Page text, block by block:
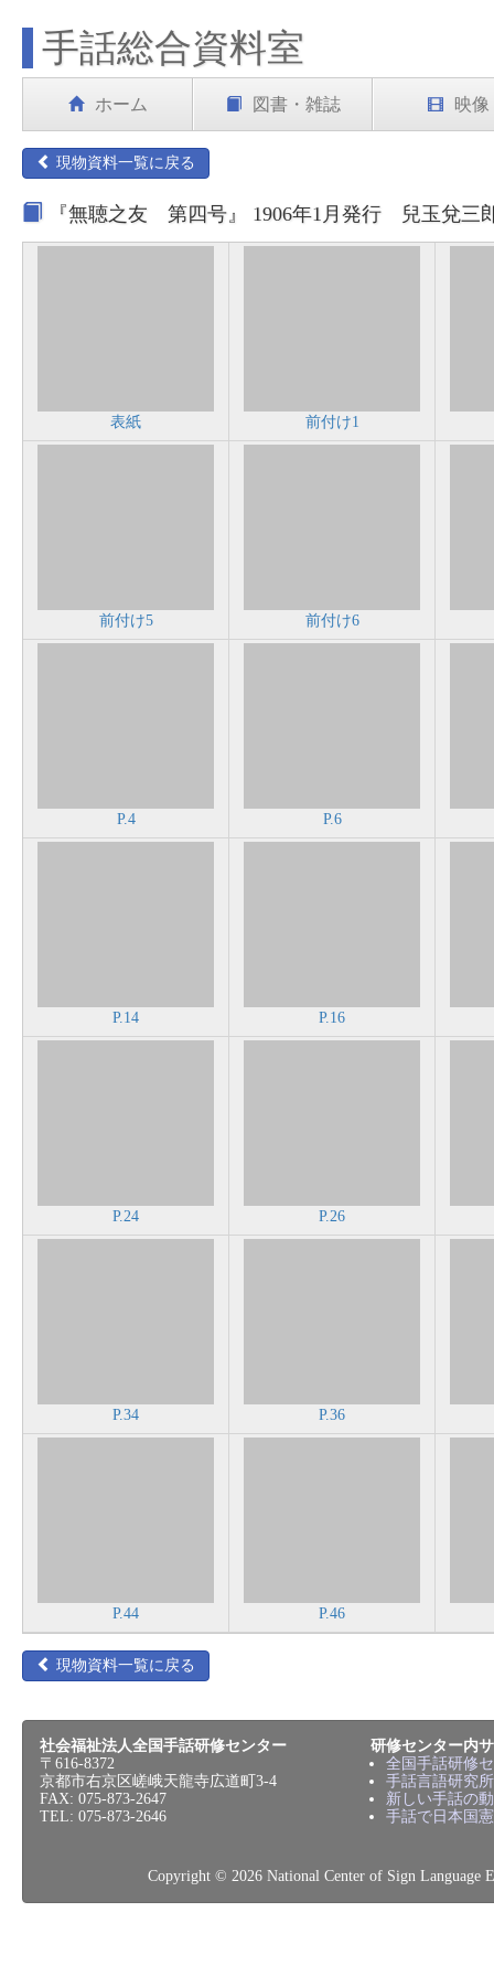
手話総合資料室
ホーム 図書・雑誌 映像
現物資料一覧に戻る
『無聴之友 第四号』 1906年1月発行 兒玉兌
表紙 前付け1
前付け5 前付け6
P.4 P.6
P.14 P.16
P.24 P.26
P.34 P.36
P.44 P.46
現物資料一覧に戻る
社会福祉法人全国手話研修センター
〒616-8372
京都市右京区嵯峨天龍寺広道町3-4
FAX: 075-873-2647
TEL: 075-873-2646
研修センター内
全国手話研修
手話言語研究所
新しい手話の
手話で日本国
Copyright © 2026 National Center of Sign